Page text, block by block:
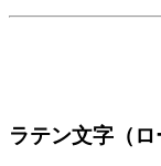
ラテン文字（ロ